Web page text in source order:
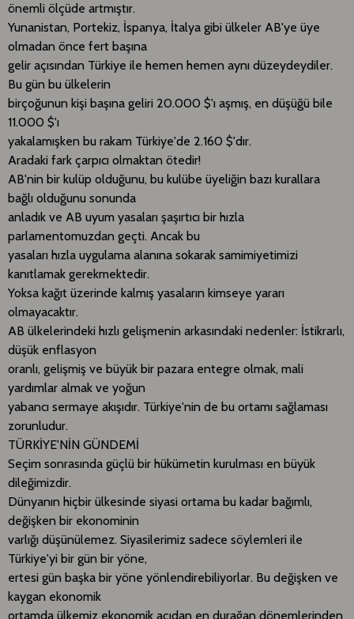
önemli ölçüde artmıştır.
Yunanistan, Portekiz, İspanya, İtalya gibi ülkeler AB'ye üye
olmadan önce fert başına
gelir açısından Türkiye ile hemen hemen aynı düzeydeydiler.
Bu gün bu ülkelerin
birçoğunun kişi başına geliri 20.000 $'ı aşmış, en düşüğü bile
11.000 $'ı
yakalamışken bu rakam Türkiye'de 2.160 $'dır.
Aradaki fark çarpıcı olmaktan ötedir!
AB'nin bir kulüp olduğunu, bu kulübe üyeliğin bazı kurallara
bağlı olduğunu sonunda
anladık ve AB uyum yasaları şaşırtıcı bir hızla
parlamentomuzdan geçti. Ancak bu
yasaları hızla uygulama alanına sokarak samimiyetimizi
kanıtlamak gerekmektedir.
Yoksa kağıt üzerinde kalmış yasaların kimseye yararı
olmayacaktır.
AB ülkelerindeki hızlı gelişmenin arkasındaki nedenler: İstikrarlı,
düşük enflasyon
oranlı, gelişmiş ve büyük bir pazara entegre olmak, mali
yardımlar almak ve yoğun
yabancı sermaye akışıdır. Türkiye'nin de bu ortamı sağlaması
zorunludur.
TÜRKİYE'NİN GÜNDEMİ
Seçim sonrasında güçlü bir hükümetin kurulması en büyük
dileğimizdir.
Dünyanın hiçbir ülkesinde siyasi ortama bu kadar bağımlı,
değişken bir ekonominin
varlığı düşünülemez. Siyasilerimiz sadece söylemleri ile
Türkiye'yi bir gün bir yöne,
ertesi gün başka bir yöne yönlendirebiliyorlar. Bu değişken ve
kaygan ekonomik
ortamda ülkemiz ekonomik açıdan en durağan dönemlerinden